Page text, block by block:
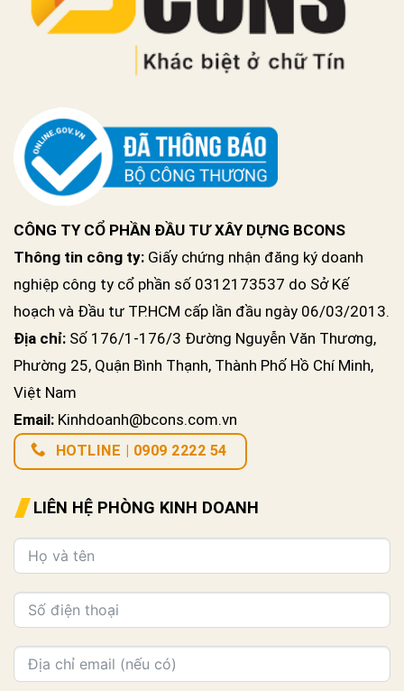
CÔNG TY CỔ PHẦN ĐẦU TƯ XÂY DỰNG BCONS
Thông tin công ty: Giấy chứng nhận đăng ký doanh
nghiệp công ty cổ phần số 0312173537 do Sở Kế
hoạch và Đầu tư TP.HCM cấp lần đầu ngày 06/03/2013.
Địa chỉ: Số 176/1-176/3 Đường Nguyễn Văn Thương,
Phường 25, Quận Bình Thạnh, Thành Phố Hồ Chí Minh,
Việt Nam
Email: Kinhdoanh@bcons.com.vn
HOTLINE | 0909 2222 54
LIÊN HỆ PHÒNG KINH DOANH